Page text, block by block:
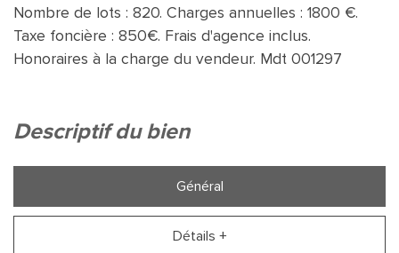
Nombre de lots : 820. Charges annuelles : 1800 €.
Taxe foncière : 850€. Frais d'agence inclus.
Honoraires à la charge du vendeur. Mdt 001297
descriptif du bien
Général
Détails +